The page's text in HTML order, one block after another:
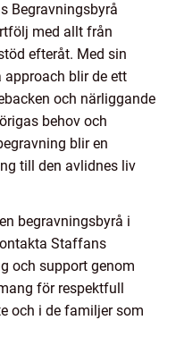
Begravningsbyrå
med allt från
efteråt. Med sin
blir de ett
och närliggande
behov och
blir en
till den avlidnes liv
begravningsbyrå i
Staffans
och support genom
för respektfull
och i de familjer som